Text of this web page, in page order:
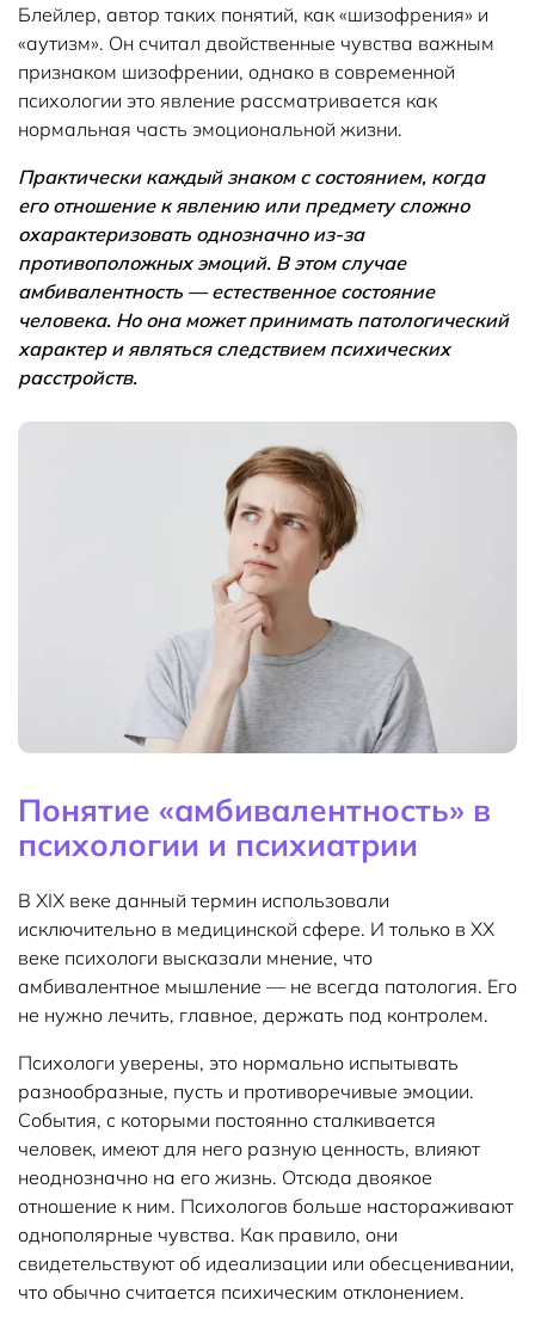
Блейлер, автор таких понятий, как «шизофрения» и
«аутизм». Он считал двойственные чувства важным
признаком шизофрении, однако в современной
психологии это явление рассматривается как
нормальная часть эмоциональной жизни.
Практически каждый знаком с состоянием, когда
его отношение к явлению или предмету сложно
охарактеризовать однозначно из-за
противоположных эмоций. В этом случае
амбивалентность — естественное состояние
человека. Но она может принимать патологический
характер и являться следствием психических
расстройств.
Понятие «амбивалентность» в
психологии и психиатрии
В ХIХ веке данный термин использовали
исключительно в медицинской сфере. И только в ХХ
веке психологи высказали мнение, что
амбивалентное мышление — не всегда патология. Его
не нужно лечить, главное, держать под контролем.
Психологи уверены, это нормально испытывать
разнообразные, пусть и противоречивые эмоции.
События, с которыми постоянно сталкивается
человек, имеют для него разную ценность, влияют
неоднозначно на его жизнь. Отсюда двоякое
отношение к ним. Психологов больше настораживают
однополярные чувства. Как правило, они
свидетельствуют об идеализации или обесценивании,
что обычно считается психическим отклонением.